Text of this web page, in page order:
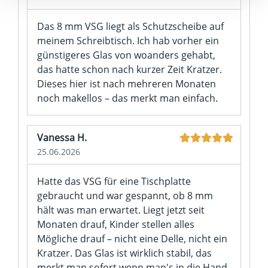
Verarbeitung nicht berührt.
Impressum|Datenschutz
Das 8 mm VSG liegt als Schutzscheibe auf
meinem Schreibtisch. Ich hab vorher ein
günstigeres Glas von woanders gehabt,
das hatte schon nach kurzer Zeit Kratzer.
Dieses hier ist nach mehreren Monaten
noch makellos – das merkt man einfach.
Vanessa H.
25.06.2026
Hatte das VSG für eine Tischplatte
gebraucht und war gespannt, ob 8 mm
hält was man erwartet. Liegt jetzt seit
Monaten drauf, Kinder stellen alles
Mögliche drauf – nicht eine Delle, nicht ein
Kratzer. Das Glas ist wirklich stabil, das